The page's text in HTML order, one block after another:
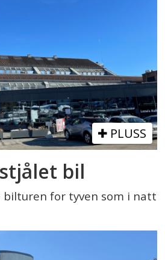
PLUSS
bil
bilturen for tyven som i natt